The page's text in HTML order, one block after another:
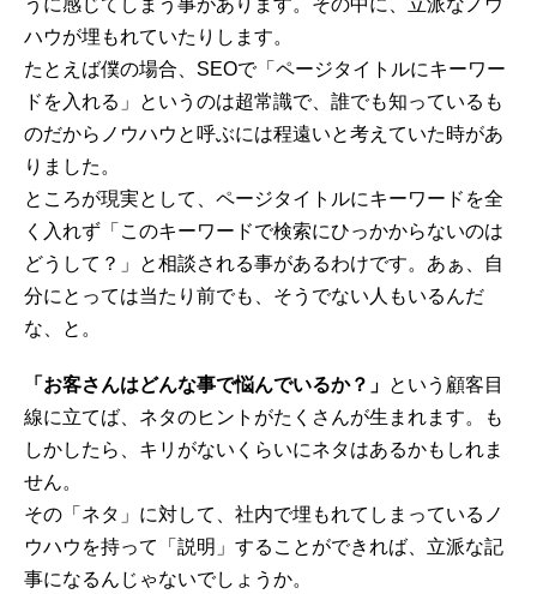
ハウが埋もれていたりします。
たとえば僕の場合、SEOで「ページタイトルにキーワー
ドを入れる」というのは超常識で、誰でも知っているも
のだからノウハウと呼ぶには程遠いと考えていた時があ
りました。
ところが現実として、ページタイトルにキーワードを全
く入れず「このキーワードで検索にひっかからないのは
どうして？」と相談される事があるわけです。あぁ、自
分にとっては当たり前でも、そうでない人もいるんだ
な、と。
「お客さんはどんな事で悩んでいるか？」 という顧客目
線に立てば、ネタのヒントがたくさんが生まれます。も
しかしたら、キリがないくらいにネタはあるかもしれま
せん。
その「ネタ」に対して、社内で埋もれてしまっているノ
ウハウを持って「説明」することができれば、立派な記
事になるんじゃないでしょうか。